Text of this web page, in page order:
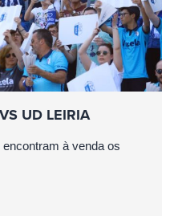
UD LEIRIA
à venda os